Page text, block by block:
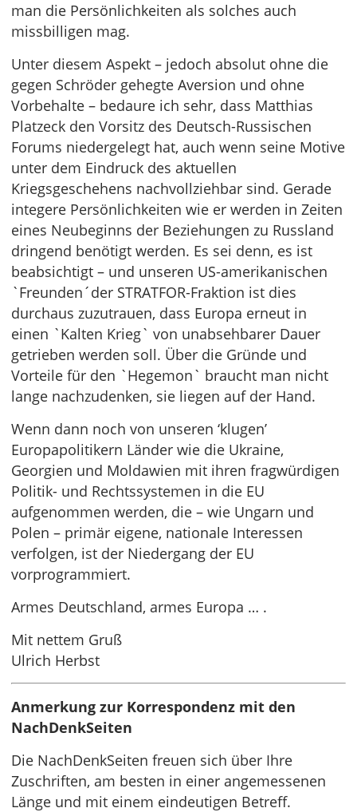
man die Persönlichkeiten als solches auch
missbilligen mag.
Unter diesem Aspekt – jedoch absolut ohne die
gegen Schröder gehegte Aversion und ohne
Vorbehalte – bedaure ich sehr, dass Matthias
Platzeck den Vorsitz des Deutsch-Russischen
Forums niedergelegt hat, auch wenn seine Motive
unter dem Eindruck des aktuellen
Kriegsgeschehens nachvollziehbar sind. Gerade
integere Persönlichkeiten wie er werden in Zeiten
eines Neubeginns der Beziehungen zu Russland
dringend benötigt werden. Es sei denn, es ist
beabsichtigt – und unseren US-amerikanischen
`Freunden´der STRATFOR-Fraktion ist dies
durchaus zuzutrauen, dass Europa erneut in
einen `Kalten Krieg` von unabsehbarer Dauer
getrieben werden soll. Über die Gründe und
Vorteile für den `Hegemon` braucht man nicht
lange nachzudenken, sie liegen auf der Hand.
Wenn dann noch von unseren ‘klugen’
Europapolitikern Länder wie die Ukraine,
Georgien und Moldawien mit ihren fragwürdigen
Politik- und Rechtssystemen in die EU
aufgenommen werden, die – wie Ungarn und
Polen – primär eigene, nationale Interessen
verfolgen, ist der Niedergang der EU
vorprogrammiert.
Armes Deutschland, armes Europa … .
Mit nettem Gruß
Ulrich Herbst
Anmerkung zur Korrespondenz mit den
NachDenkSeiten
Die NachDenkSeiten freuen sich über Ihre
Zuschriften, am besten in einer angemessenen
Länge und mit einem eindeutigen Betreff.